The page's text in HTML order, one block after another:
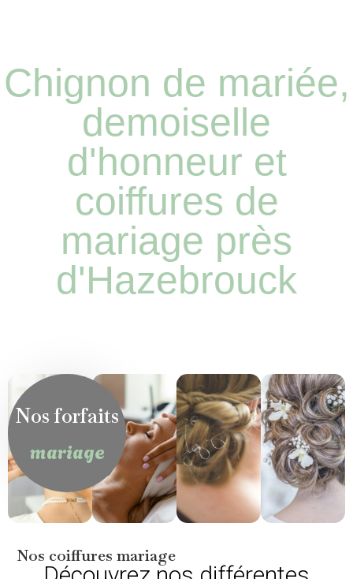
Chignon de mariée,
demoiselle
d'honneur et
coiffures de
mariage près
d'Hazebrouck
Nos forfaits
mariage
Nos coiffures mariage